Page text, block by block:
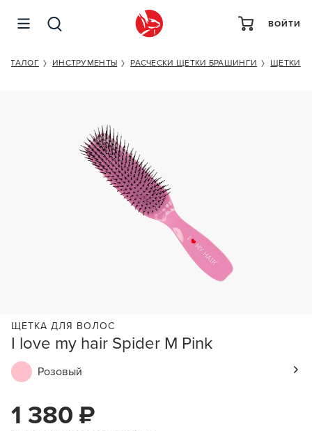
ВОЙТИ
КАТАЛОГ ИНСТРУМЕНТЫ РАСЧЕСКИ ЩЕТКИ БРАШИНГИ ЩЕТКИ
I love my hair Spider M Pink
ЩЕТКА ДЛЯ ВОЛОС
Розовый
1 380 ₽
I LOVE MY HAIR SPIDER M PINK